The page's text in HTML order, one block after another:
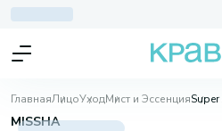
ГлавнаяЛицоУходМист и Эссенция
MISSHA